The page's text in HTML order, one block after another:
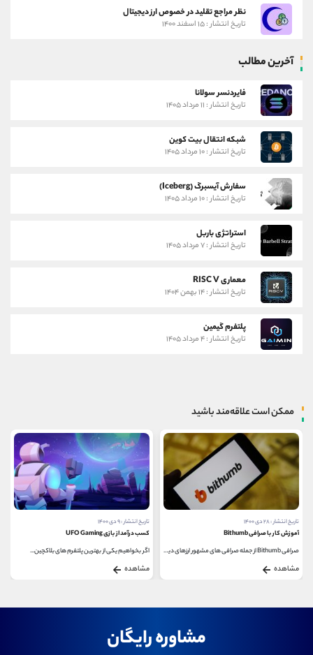
نظر مراجع تقلید در خصوص ارز دیجیتال
تاریخ انتشار : ۱۵ اسفند ۱۴۰۰
آخرین مطالب
فایردنسر سولانا
تاریخ انتشار : ۱۱ مرداد ۱۴۰۵
شبکه انتقال بیت کوین
تاریخ انتشار : ۱۰ مرداد ۱۴۰۵
سفارش آیسبرگ (Iceberg)
تاریخ انتشار : ۱۰ مرداد ۱۴۰۵
استراتژی باربل
تاریخ انتشار : ۷ مرداد ۱۴۰۵
معماری RISC V
تاریخ انتشار : ۱۴ بهمن ۱۴۰۴
پلتفرم گیمین
تاریخ انتشار : ۴ مرداد ۱۴۰۵
ممکن است علاقه‌مند باشید
تاریخ انتشار : ۲۸ دی ۱۴۰۰
آموزش کار با صرافی Bithumb
صرافی Bithumb از جمله صرافی های مشهور ارزهای دیجیتال...
مشاهده
تاریخ انتشار : ۹ دی ۱۴۰۰
کسب درآمد از بازی UFO Gaming
اگر بخواهیم یکی از بهترین پلتفرم های بلاکچین...
مشاهده
مشاوره رایگان